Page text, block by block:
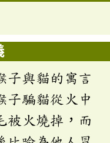
子與貓的寓言
子騙貓從火中
被火燒掉，而